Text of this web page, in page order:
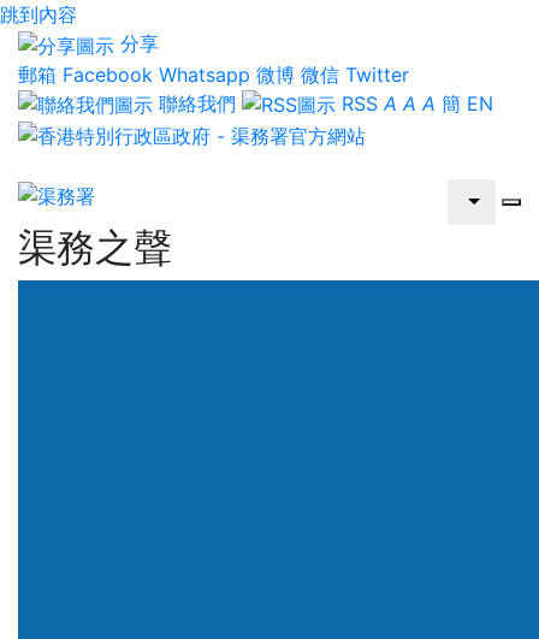
跳到內容
分享
郵箱 Facebook Whatsapp 微博 微信 Twitter
聯絡我們
RSS A A A 簡 EN
渠務署
渠務之聲